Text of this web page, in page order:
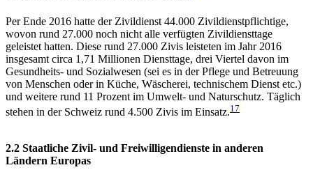
Per Ende 2016 hatte der Zivildienst 44.000 Zivildienstpflichtige,
wovon rund 27.000 noch nicht alle verfügten Zivildiensttage
geleistet hatten. Diese rund 27.000 Zivis leisteten im Jahr 2016
insgesamt circa 1,71 Millionen Diensttage, drei Viertel davon im
Gesundheits- und Sozialwesen (sei es in der Pflege und Betreuung
von Menschen oder in Küche, Wäscherei, technischem Dienst etc.)
und weitere rund 11 Prozent im Umwelt- und Naturschutz. Täglich
stehen in der Schweiz rund 4.500 Zivis im Einsatz.17
2.2 Staatliche Zivil- und Freiwilligendienste in anderen
Ländern Europas